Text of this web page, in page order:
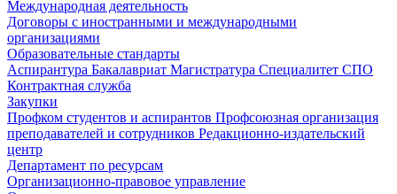
Международная деятельность
Договоры с иностранными и международными
организациями
Образовательные стандарты
Аспирантура Бакалавриат Магистратура Специалитет СПО
Контрактная служба
Закупки
Профком студентов и аспирантов Профсоюзная организация
преподавателей и сотрудников Редакционно-издательский
центр
Департамент по ресурсам
Организационно-правовое управление